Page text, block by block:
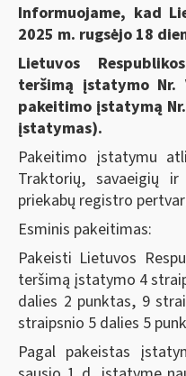
Informuojame, kad
2025 m. rugsėjo 18
Lietuvos
teršimą įstatymo Nr.
pakeitimo įstatymą
įstatymas).
Pakeitimo įstatymu
Traktorių, savaeigių
priekabų registro
Esminis pakeitimas:
Pakeisti Lietuvos
teršimą įstatymo 4
dalies 2 punktas, 9
straipsnio 5 dalies 5
Pagal pakeistas